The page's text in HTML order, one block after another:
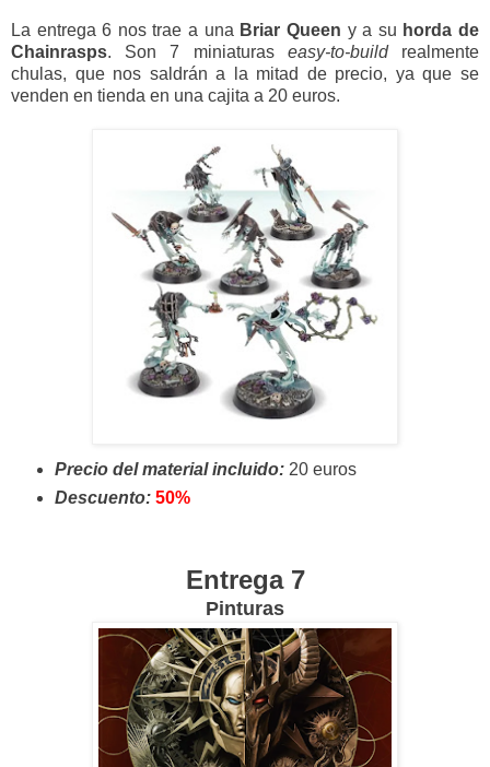
La entrega 6 nos trae a una Briar Queen y a su horda de
Chainrasps. Son 7 miniaturas easy-to-buildrealmente
chulas, que nos saldrán a la mitad de precio, ya que se
venden en tienda en una cajita a 20 euros.
Precio del material incluido:20 euros
Descuento: 50%
Entrega 7
Pinturas